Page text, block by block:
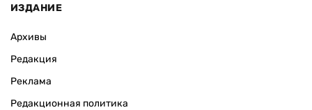
ИЗДАНИЕ
Архивы
Редакция
Реклама
Редакционная политика